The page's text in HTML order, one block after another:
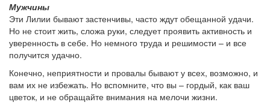
Мужчины
Эти Лилии бывают застенчивы, часто ждут обещанной удачи.
Но не стоит жить, сложа руки, следует проявить активность и
уверенность в себе. Но немного труда и решимости – и все
получится удачно.
Конечно, неприятности и провалы бывают у всех, возможно, и
вам их не избежать. Но вспомните, что вы – гордый, как ваш
цветок, и не обращайте внимания на мелочи жизни.